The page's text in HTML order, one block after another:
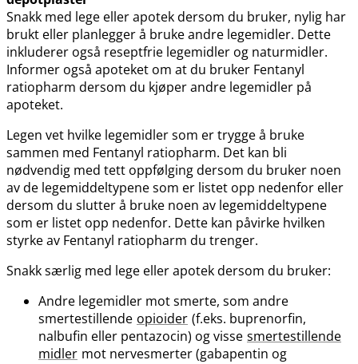
Snakk med lege eller apotek dersom du bruker, nylig har
brukt eller planlegger å bruke andre legemidler. Dette
inkluderer også reseptfrie legemidler og naturmidler.
Informer også apoteket om at du bruker Fentanyl
ratiopharm dersom du kjøper andre legemidler på
apoteket.
Legen vet hvilke legemidler som er trygge å bruke
sammen med Fentanyl ratiopharm. Det kan bli
nødvendig med tett oppfølging dersom du bruker noen
av de legemiddeltypene som er listet opp nedenfor eller
dersom du slutter å bruke noen av legemiddeltypene
som er listet opp nedenfor. Dette kan påvirke hvilken
styrke av Fentanyl ratiopharm du trenger.
Snakk særlig med lege eller apotek dersom du bruker:
Andre legemidler mot smerte, som andre
smertestillende opioider (f.eks. buprenorfin,
nalbufin eller pentazocin) og visse smertestillende
midler mot nervesmerter (gabapentin og